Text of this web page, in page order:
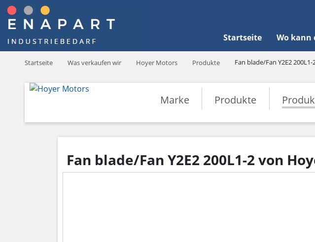
Startseite Wo kann
Startseite Was verkaufen wir Hoyer Motors Produkte Fan blade/Fan Y2E2 200L1-
Marke Produkte
Fan blade/Fan Y2E2 200L1-2 von